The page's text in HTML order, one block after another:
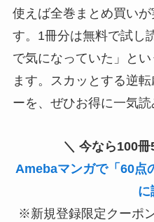
使えば全巻まとめ買い
す。1冊分は無料で試し
で気になっていた」と
ます。スカッとする逆
ーを、ぜひお得に一気読
＼ 今なら100
Amebaマンガで「60点
に
※新規登録限定クーポ